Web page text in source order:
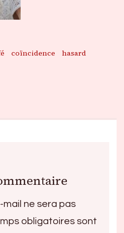
coïncidence
hasard
ne sera pas
obligatoires sont